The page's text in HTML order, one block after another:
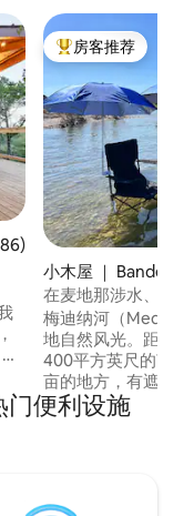
4.97 分（满分 5 分），
热门「房客推荐」
房客推荐
小木屋 ｜ Bandera
在麦地那涉水、凉
梅迪纳河（
地自然风光。距离
400平方英尺的艺
亩的地方，有遮阳
架、涉水、徒步旅
视。 在树木、鸟类和鹿群中享受宁静、私
可，可携带宠物。
门便利设施